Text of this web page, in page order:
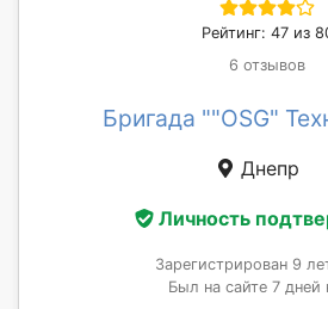
Рейтинг: 47 из
6 отзывов
Бригада ""OSG"
Днепр
Личность
Зарегистрирован 9
Был на сайте 7 дней